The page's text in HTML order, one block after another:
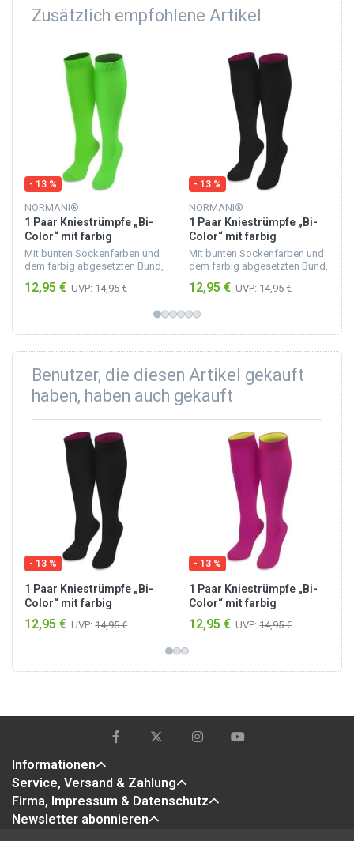
Zusätzlich empfohlene Artikel
- 13 %
NORMANI®
1 Paar Kniestrümpfe „Bi-
Color“ mit farbig
abgesetztem Bund
Apfelgrün/Moosgrün
Mit bunten Sockenfarben und
dem farbig abgesetzten Bund,
deiner Umgebung und bei
12,95 € UVP: 14,95 €
- 13 %
NORMANI®
1 Paar Kniestrümpfe „Bi-
Color“ mit farbig
abgesetztem Bund
Schwarz/Beere
Mit bunten Sockenfarben und
dem farbig abgesetzten Bund,
deiner Umgebung und bei
sie zu jedem Anlass un...
12,95 € UVP: 14,95 €
Benutzer, die diesen Artikel gekauft
haben, haben auch gekauft
- 13 %
1 Paar Kniestrümpfe „Bi-
Color“ mit farbig
abgesetztem Bund
Schwarz/Beere
12,95 € UVP: 14,95 €
- 13 %
1 Paar Kniestrümpfe „Bi-
Color“ mit farbig
abgesetztem Bund
Magenta/Gelb
12,95 € UVP: 14,95 €
Informationen
Service, Versand & Zahlung
Firma, Impressum & Datenschutz
Newsletter abonnieren